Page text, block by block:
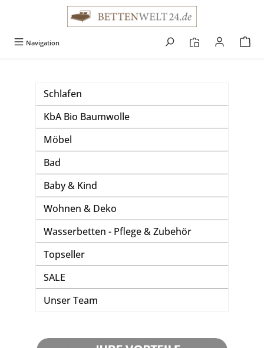
Navigation
Schlafen
KbA Bio Baumwolle
Möbel
Bad
Baby & Kind
Wohnen & Deko
Wasserbetten - Pflege & Zubehör
Topseller
SALE
Unser Team